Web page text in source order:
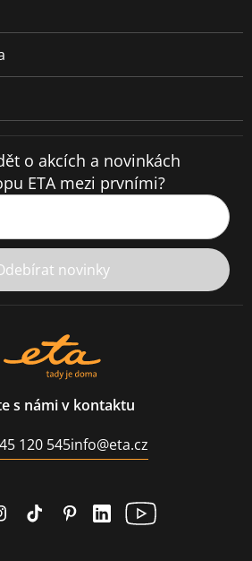
o akcích a novinkách
ETA mezi prvními?
novinky
s námi v kontaktu
120 545info@eta.cz